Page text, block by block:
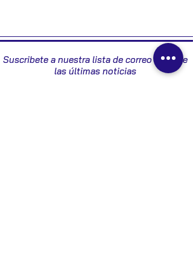
Suscribete a nuestra lista de correo y recibe
las últimas noticias